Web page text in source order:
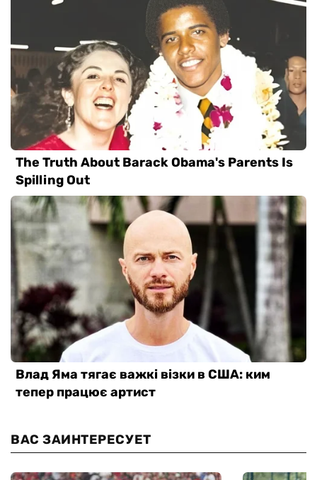
ВАС ЗАИНТЕРЕСУЕТ